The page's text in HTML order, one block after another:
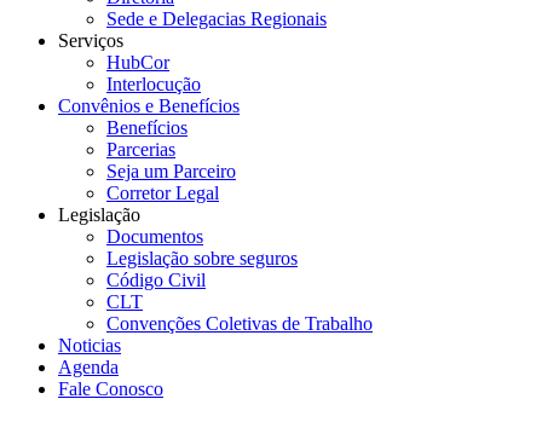
Sede e Delegacias Regionais
Serviços
HubCor
Interlocução
Convênios e Benefícios
Benefícios
Parcerias
Seja um Parceiro
Corretor Legal
Legislação
Documentos
Legislação sobre seguros
Código Civil
CLT
Convenções Coletivas de Trabalho
Noticias
Agenda
Fale Conosco